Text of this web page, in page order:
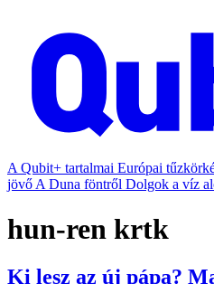
A Qubit+ tartalmai Európai
jövő A Duna föntről Dolgok a víz
hun-ren krtk
Ki lesz az új pápa?